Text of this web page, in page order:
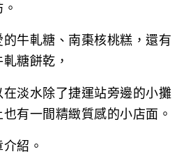
牛軋糖、南棗核桃糕，還有
糖餅乾，
淡水除了捷運站旁邊的小攤
有一間精緻質感的小店面。
紹。